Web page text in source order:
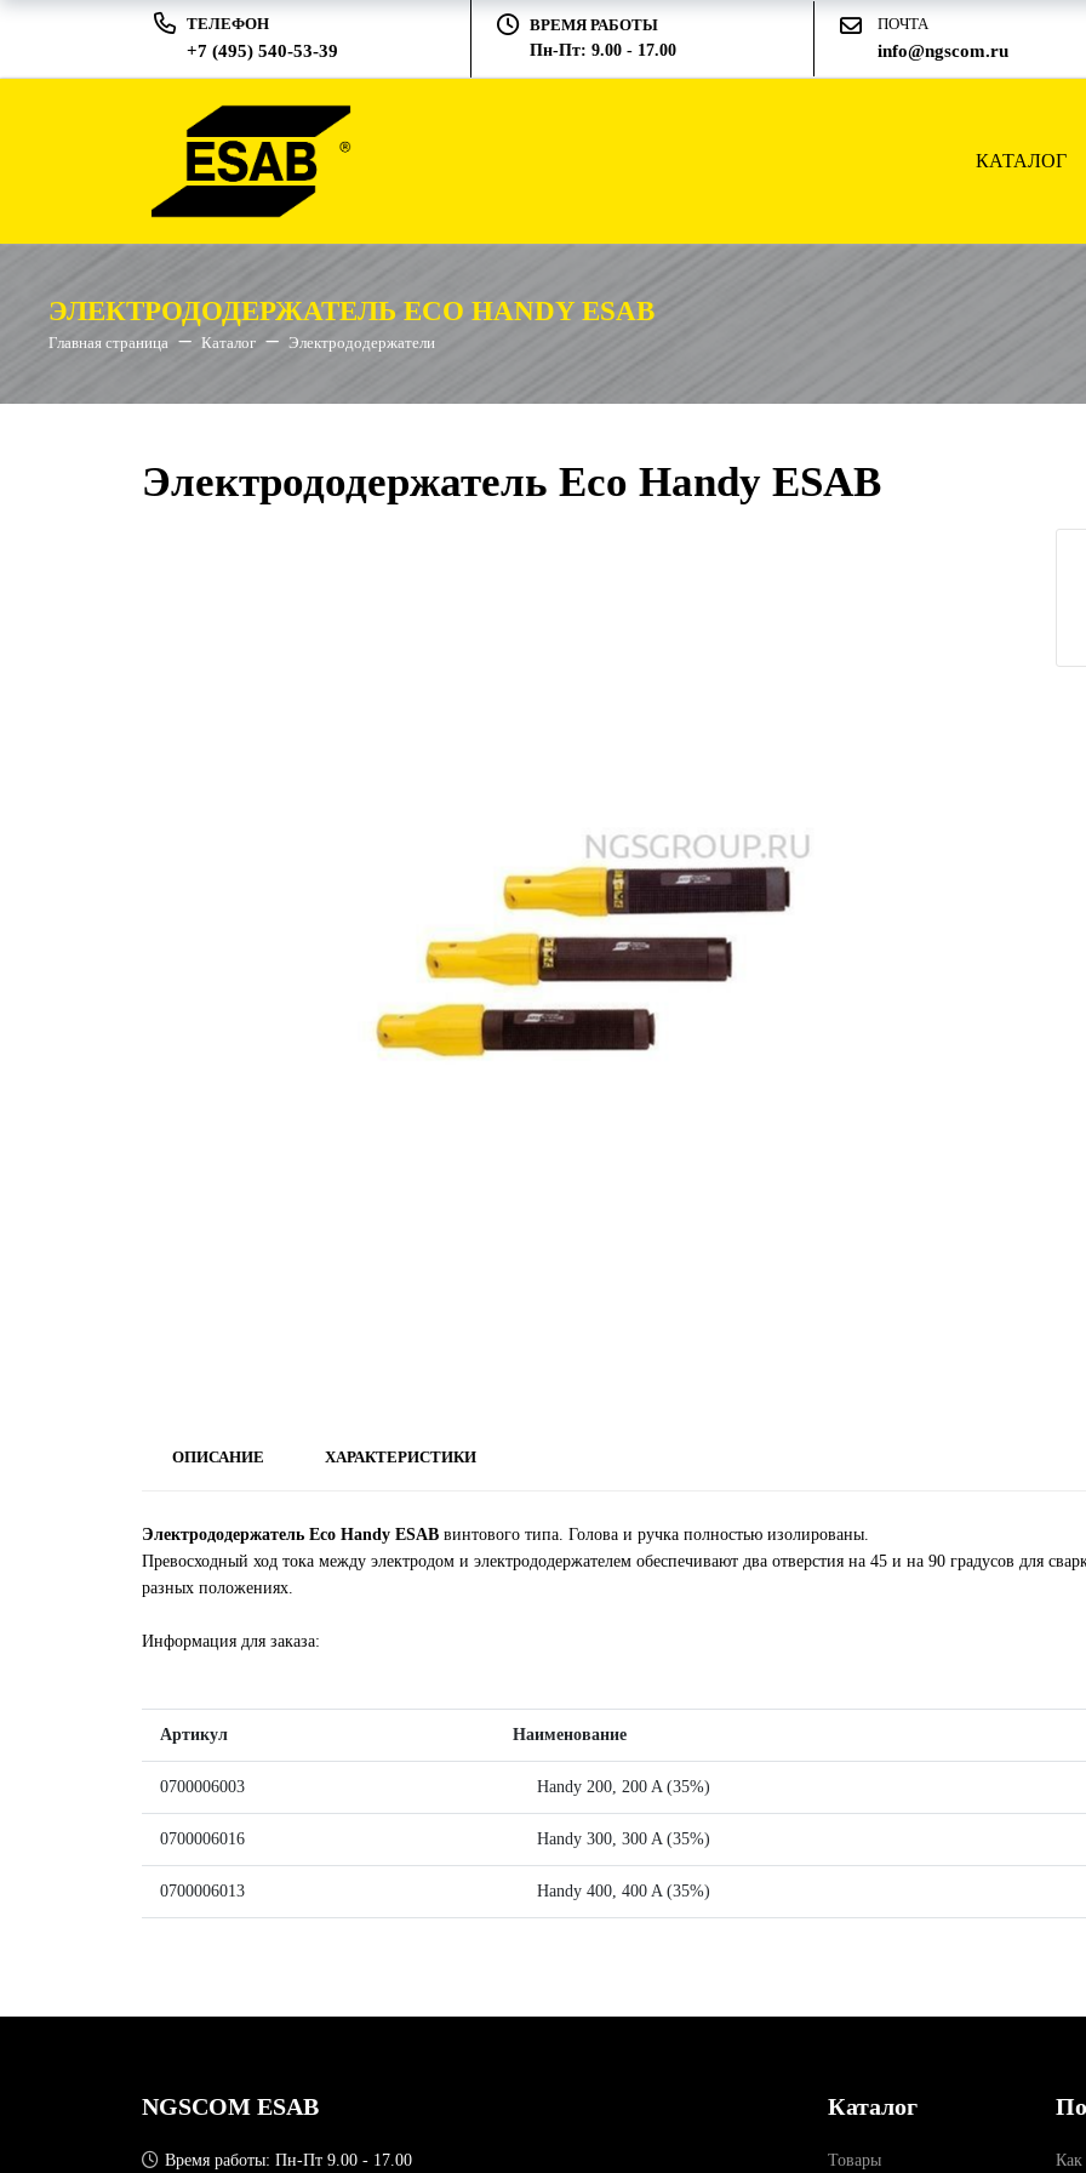
ТЕЛЕФОН
+7 (495) 540-53-39
ВРЕМЯ РАБОТЫ
Пн-Пт: 9.00 - 17.00
ПОЧТА
info@ngscom.ru
КАТАЛОГ
ЭЛЕКТРОДОДЕРЖАТЕЛЬ ECO HANDY ESAB
Главная страница Каталог Электрододержатели
Электрододержатель Eco Handy ESAB
ОПИСАНИЕ ХАРАКТЕРИСТИКИ
Электрододержатель Eco Handy ESAB винтового типа. Голова и ручка полностью изолированы.
Превосходный ход тока между электродом и электрододержателем обеспечивают два отверстия на 45 и на 90 градусов для
разных положениях.
Информация для заказа:
Артикул Наименование
0700006003 Handy 200, 200 A (35%)
0700006016 Handy 300, 300 A (35%)
0700006013 Handy 400, 400 A (35%)
NGSCOM ESAB
Время работы: Пн-Пт 9.00 - 17.00
Каталог
Товары Как